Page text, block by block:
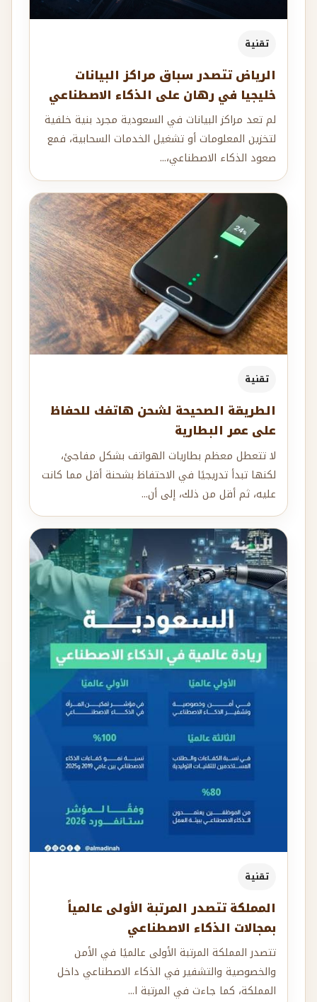
تقنية
الرياض تتصدر سباق مراكز البيانات
خليجيا في رهان على الذكاء الاصطناعي
لم تعد مراكز البيانات في السعودية مجرد بنية خلفية
لتخزين المعلومات أو تشغيل الخدمات السحابية، فمع
صعود الذكاء الاصطناعي،...
تقنية
الطريقة الصحيحة لشحن هاتفك للحفاظ
على عمر البطارية
لا تتعطل معظم بطاريات الهواتف بشكل مفاجئ،
لكنها تبدأ تدريجيًا في الاحتفاظ بشحنة أقل مما كانت
عليه، ثم أقل من ذلك، إلى أن...
تقنية
المملكة تتصدر المرتبة الأولى عالمياً
بمجالات الذكاء الاصطناعي
تتصدر المملكة المرتبة الأولى عالميًا في الأمن
والخصوصية والتشفير في الذكاء الاصطناعي داخل
المملكة، كما جاءت في المرتبة ا...